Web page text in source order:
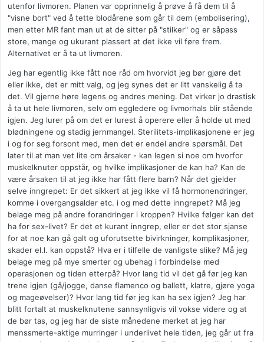
utenfor livmoren. Planen var opprinnelig å prøve å få dem til å
"visne bort" ved å tette blodårene som går til dem (embolisering),
men etter MR fant man ut at de sitter på "stilker" og er såpass
store, mange og ukurant plassert at det ikke vil føre frem.
Alternativet er å ta ut livmoren.
Jeg har egentlig ikke fått noe råd om hvorvidt jeg bør gjøre det
eller ikke, det er mitt valg, og jeg synes det er litt vanskelig å ta
det. Vil gjerne høre legens og andres mening. Det virker jo drastisk
å ta ut hele livmoren, selv om eggledere og livmorhals blir stående
igjen. Jeg lurer på om det er lurest å operere eller å holde ut med
blødningene og stadig jernmangel. Sterilitets-implikasjonene er jeg
i og for seg forsont med, men det er endel andre spørsmål. Det
later til at man vet lite om årsaker - kan legen si noe om hvorfor
muskelknuter oppstår, og hvilke implikasjoner de kan ha? Kan de
være årsaken til at jeg ikke har fått flere barn? Når det gjelder
selve inngrepet: Er det sikkert at jeg ikke vil få hormonendringer,
komme i overgangsalder etc. i og med dette inngrepet? Må jeg
belage meg på andre forandringer i kroppen? Hvilke følger kan det
ha for sex-livet? Er det et kurant inngrep, eller er det stor sjanse
for at noe kan gå galt og uforutsette bivirkninger, komplikasjoner,
skader el.l. kan oppstå? Hva er i tilfelle de vanligste slike? Må jeg
belage meg på mye smerter og ubehag i forbindelse med
operasjonen og tiden etterpå? Hvor lang tid vil det gå før jeg kan
trene igjen (gå/jogge, danse flamenco og ballett, klatre, gjøre yoga
og mageøvelser)? Hvor lang tid før jeg kan ha sex igjen? Jeg har
blitt fortalt at muskelknutene sannsynligvis vil vokse videre og at
de bør tas, og jeg har de siste månedene merket at jeg har
menssmerte-aktige murringer i underlivet hele tiden, jeg går ut fra